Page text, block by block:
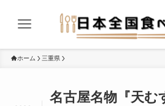
ホーム 三重県
名古屋名物『天む